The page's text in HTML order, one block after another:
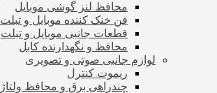
محافظ لنز گوشی موبایل
فن خنک کننده موبایل و تبلت
قطعات جانبی موبایل و تبلت
محافظ و نگهدارنده کابل
لوازم جانبی صوتی و تصویری
ریموت کنترل
چندراهی برق و محافظ ولتاژ